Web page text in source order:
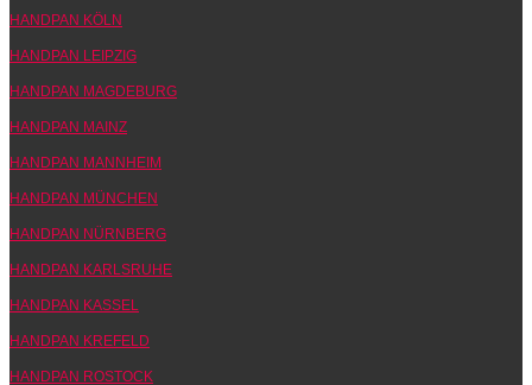
HANDPAN KÖLN
HANDPAN LEIPZIG
HANDPAN MAGDEBURG
HANDPAN MAINZ
HANDPAN MANNHEIM
HANDPAN MÜNCHEN
HANDPAN NÜRNBERG
HANDPAN KARLSRUHE
HANDPAN KASSEL
HANDPAN KREFELD
HANDPAN ROSTOCK